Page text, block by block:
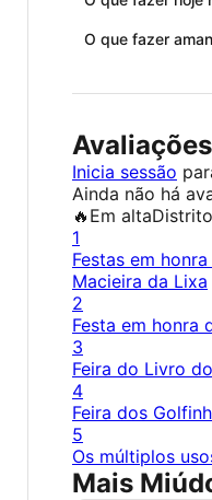
O que fazer
Avaliações
Inicia sessão
Ainda não há
🔥 Em alta
1
Festas em
Macieira da Lixa
2
Festa em honra
3
Feira do Livro
4
Feira dos
5
Os múltiplos
Mais